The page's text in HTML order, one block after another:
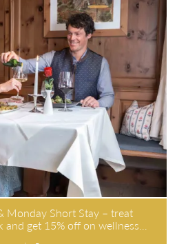
Monday Short Stay – treat
get 15% off on wellness…